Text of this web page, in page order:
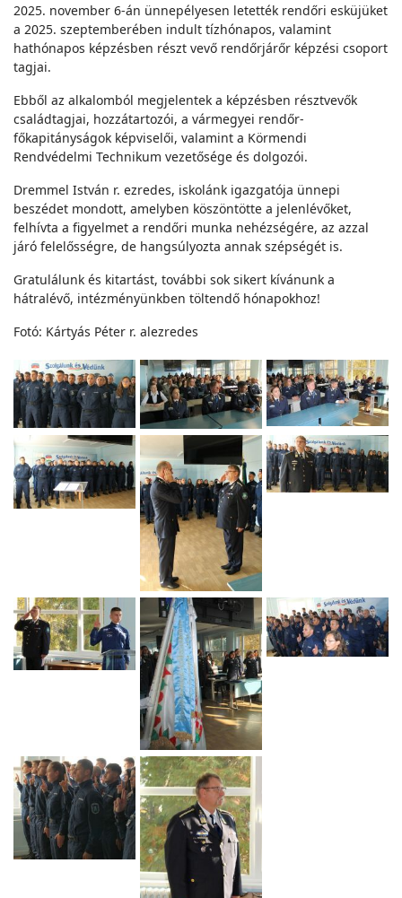
2025. november 6-án ünnepélyesen letették rendőri esküjüket
a 2025. szeptemberében indult tízhónapos, valamint
hathónapos képzésben részt vevő rendőrjárőr képzési csoport
tagjai.
Ebből az alkalomból megjelentek a képzésben résztvevők
családtagjai, hozzátartozói, a vármegyei rendőr-
főkapitányságok képviselői, valamint a Körmendi
Rendvédelmi Technikum vezetősége és dolgozói.
Dremmel István r. ezredes, iskolánk igazgatója ünnepi
beszédet mondott, amelyben köszöntötte a jelenlévőket,
felhívta a figyelmet a rendőri munka nehézségére, az azzal
járó felelősségre, de hangsúlyozta annak szépségét is.
Gratulálunk és kitartást, további sok sikert kívánunk a
hátralévő, intézményünkben töltendő hónapokhoz!
Fotó: Kártyás Péter r. alezredes